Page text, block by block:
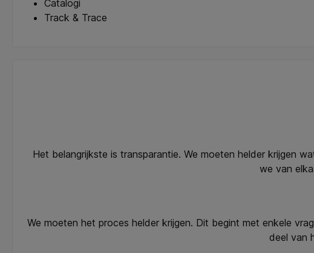
Catalogi
Track & Trace
Het belangrijkste is transparantie. We moeten helder krijgen
we van
We moeten het proces helder krijgen. Dit begint met enkele
deel van